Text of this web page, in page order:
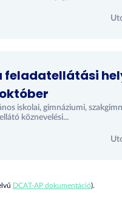
feladatellátási
iskolai, gimnáziumi,
köznevelési...
DCAT-AP dokumentáció).